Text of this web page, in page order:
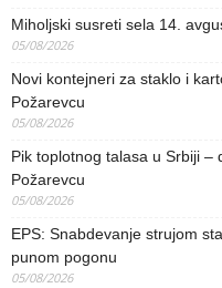
Miholjski susreti sela 14.
05/08/2026
Novi kontejneri za staklo i
Požarevcu
05/08/2026
Pik toplotnog talasa u Srbiji –
Požarevcu
05/08/2026
EPS: Snabdevanje strujom
punom pogonu
05/08/2026